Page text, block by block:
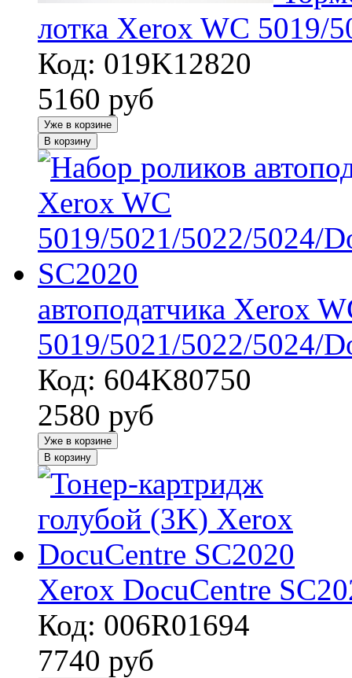
лотка Xerox WC 5019/
Код: 019K12820
5160 руб
Уже в корзине
В корзину
автоподатчика Xerox
5019/5021/5022/5024/
Код: 604K80750
2580 руб
Уже в корзине
В корзину
Xerox DocuCentre
Код: 006R01694
7740 руб